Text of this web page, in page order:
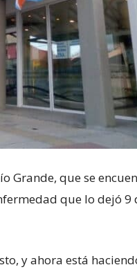
Grande, que se
que lo dejó 9
y ahora está